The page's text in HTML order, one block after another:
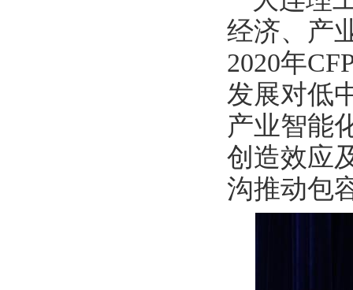
经济、产
2020年
发展对低
产业智能
创造效应
沟推动包